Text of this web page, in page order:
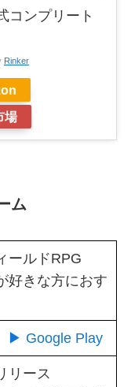
コンプリート
Rinker
場
ム
ールドRPG
好きな方におす
▶ Google Play
リース